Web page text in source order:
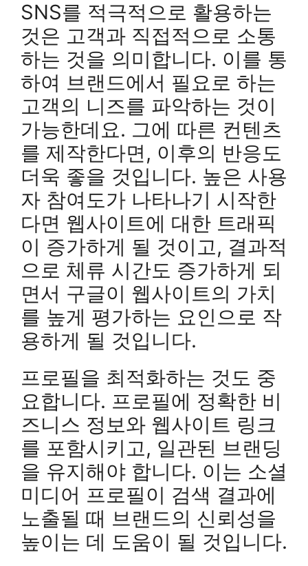
SNS를 적극적으로 활용하는
것은 고객과 직접적으로 소통
하는 것을 의미합니다. 이를 통
하여 브랜드에서 필요로 하는
고객의 니즈를 파악하는 것이
가능한데요. 그에 따른 컨텐츠
를 제작한다면, 이후의 반응도
더욱 좋을 것입니다. 높은 사용
자 참여도가 나타나기 시작한
다면 웹사이트에 대한 트래픽
이 증가하게 될 것이고, 결과적
으로 체류 시간도 증가하게 되
면서 구글이 웹사이트의 가치
를 높게 평가하는 요인으로 작
용하게 될 것입니다.
프로필을 최적화하는 것도 중
요합니다. 프로필에 정확한 비
즈니스 정보와 웹사이트 링크
를 포함시키고, 일관된 브랜딩
을 유지해야 합니다. 이는 소셜
미디어 프로필이 검색 결과에
노출될 때 브랜드의 신뢰성을
높이는 데 도움이 될 것입니다.